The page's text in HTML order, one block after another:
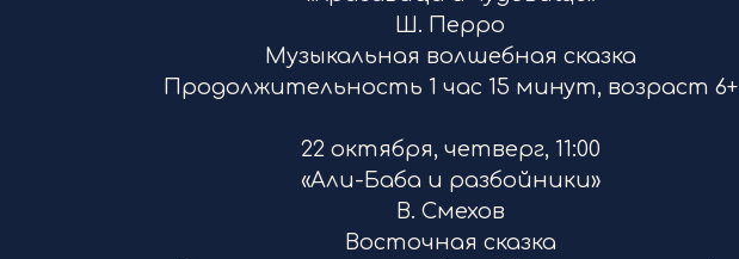
Ш. Перро
Музыкальная волшебная сказка
Продолжительность 1 час 15 минут, возраст 6+
22 октября, четверг, 11:00
«Али-Баба и разбойники»
В. Смехов
Восточная сказка